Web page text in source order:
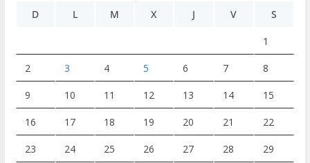
D
L M X J V S
1
2 3 4 5 6 7 8
9 10 11 12 13 14 15
16 17 18 19 20 21 22
23 24 25 26 27 28 29